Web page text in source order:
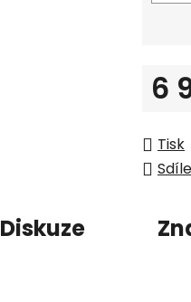
6
Tisk
Diskuze